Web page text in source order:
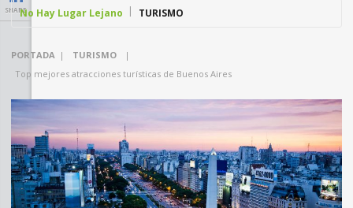
SHARENo Hay Lugar Lejano TURISMO
PORTADA | TURISMO
|
Top mejores atracciones turísticas de Buenos Aires